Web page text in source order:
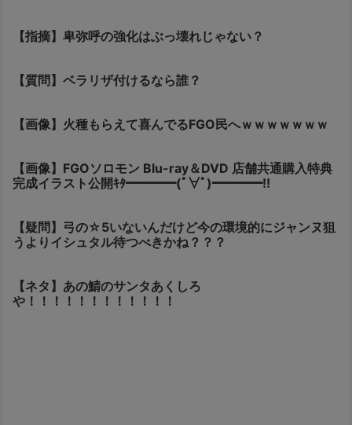
【指摘】卑弥呼の強化はぶっ壊れじゃない？
【質問】ベラリザ付けるなら誰？
【画像】火種もらえて喜んでるFGO民へｗｗｗｗｗｗｗ
【画像】FGOソロモン Blu-ray＆DVD 店舗共通購入特典
完成イラスト公開ｷﾀ━━━━(ﾟ∀ﾟ)━━━━!!
【疑問】弓の☆5いないんだけど今の環境的にジャンヌ狙
うよりイシュタル待つべきかね？？？
【ネタ】あの鯖のサンタあくしろ
や！！！！！！！！！！！！